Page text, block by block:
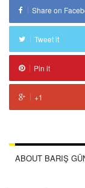
Share on
Tweet it
Pin it
+1
ABOUT BARIŞ